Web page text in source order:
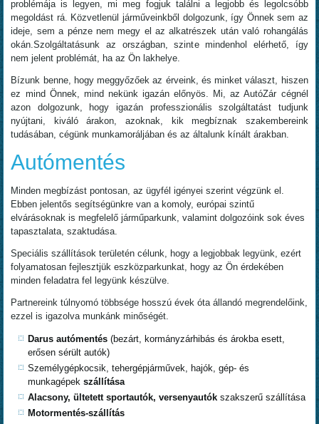
problémája is legyen, mi meg fogjuk találni a legjobb és legolcsóbb
megoldást rá. Közvetlenül járműveinkből dolgozunk, így Önnek sem az
ideje, sem a pénze nem megy el az alkatrészek után való rohangálás
okán.Szolgáltatásunk az országban, szinte mindenhol elérhető, így
nem jelent problémát, ha az Ön lakhelye.
Bízunk benne, hogy meggyőzőek az érveink, és minket választ, hiszen
ez mind Önnek, mind nekünk igazán előnyös. Mi, az AutóZár cégnél
azon dolgozunk, hogy igazán professzionális szolgáltatást tudjunk
nyújtani, kiváló árakon, azoknak, kik megbíznak szakembereink
tudásában, cégünk munkamoráljában és az általunk kínált árakban.
Autómentés
Minden megbízást pontosan, az ügyfél igényei szerint végzünk el.
Ebben jelentős segítségünkre van a komoly, európai szintű
elvárásoknak is megfelelő járműparkunk, valamint dolgozóink sok éves
tapasztalata, szaktudása.
Speciális szállítások területén célunk, hogy a legjobbak legyünk, ezért
folyamatosan fejlesztjük eszközparkunkat, hogy az Ön érdekében
minden feladatra fel legyünk készülve.
Partnereink túlnyomó többsége hosszú évek óta állandó megrendelőink,
ezzel is igazolva munkánk minőségét.
Darus autómentés(bezárt, kormányzárhibás és árokba esett,
erősen sérült autók)
Személygépkocsik, tehergépjárművek, hajók, gép- és
munkagépekszállítása
Alacsony, ültetett sportautók, versenyautókszakszerű szállítása
Motormentés-szállítás